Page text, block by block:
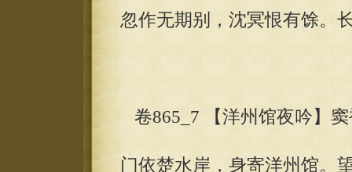
忽作无期别，沈冥恨有馀。
卷865_7 【洋州馆夜吟】
门依楚水岸，身寄洋州馆。